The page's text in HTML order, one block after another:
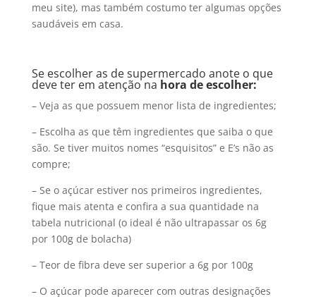
meu site), mas também costumo ter algumas opções
saudáveis em casa.
Se escolher as de supermercado anote o que
deve ter em atenção na hora de escolher:
– Veja as que possuem menor lista de ingredientes;
– Escolha as que têm ingredientes que saiba o que
são. Se tiver muitos nomes “esquisitos” e E’s não as
compre;
– Se o açúcar estiver nos primeiros ingredientes,
fique mais atenta e confira a sua quantidade na
tabela nutricional (o ideal é não ultrapassar os 6g
por 100g de bolacha)
– Teor de fibra deve ser superior a 6g por 100g
– O açúcar pode aparecer com outras designações